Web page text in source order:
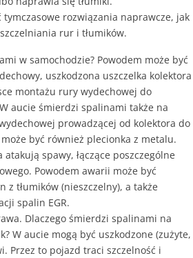
tymczasowe rozwiązania naprawcze, jak
rur i tłumików.
w samochodzie? Powodem może być
uszkodzona uszczelka kolektora
montażu rury wydechowej do
aucie śmierdzi spalinami także na
prowadzącej od kolektora do
być również plecionka z metalu.
spawy, łączące poszczególne
Powodem awarii może być
z tłumików (nieszczelny), a także
spalin EGR.
Dlaczego śmierdzi spalinami na
W aucie mogą być uszkodzone (zużyte,
Przez to pojazd traci szczelność i
funkcjonalność
i strukturę
strony
na podstawie
tego, jak strona
jest używana.
Doświadczenie
Aby nasza strona
internetowa
działała jak
najlepiej
podczas twojego
Jeśli odrzucisz te
pliki cookie,
niektóre funkcje